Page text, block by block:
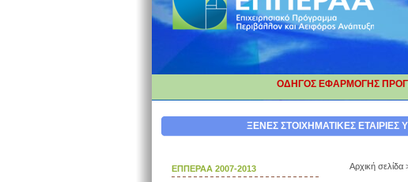
ΟΔΗΓΟΣ ΕΦΑΡΜΟΓΗΣ
ΔΙΟΡΘΩΣΗ
ΞΕΝΕΣ ΣΤΟΙΧΗΜΑΤΙΚΕΣ ΕΤΑΙΡΙΕΣ
ΕΠΠΕΡΑΑ 2007-2013 Αρχική σελίδα